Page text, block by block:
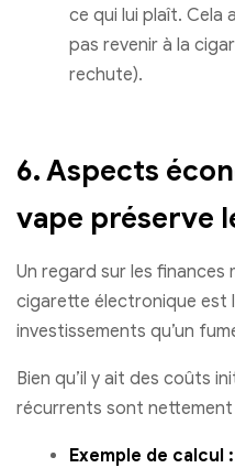
ce qui lui plaît. Cela
pas revenir à la
rechute).
6. Aspects
vape préserve
Un regard sur les finances
cigarette électronique est
investissements qu’un
Bien qu’il y ait des coûts
récurrents sont nettement
Exemple de calcul :